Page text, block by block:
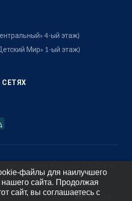
4-ый этаж)
Мир» 1-ый этаж)
под заказ в Луганске и ЛНР. Все
защищены.
файлы для наилучшего
нашего сайта. Продолжая
сайт, вы соглашаетесь с